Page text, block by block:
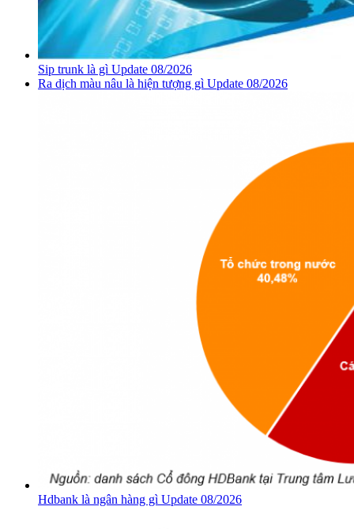
Sip trunk là gì Update 08/2026
Ra dịch màu nâu là hiện tượng gì Update 08/2026
Hdbank là ngân hàng gì Update 08/2026